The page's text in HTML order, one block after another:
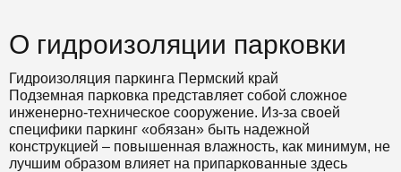
О гидроизоляции парковки
Гидроизоляция паркинга Пермский край
Подземная парковка представляет собой сложное
инженерно-техническое сооружение. Из-за своей
специфики паркинг «обязан» быть надежной
конструкцией – повышенная влажность, как минимум, не
лучшим образом влияет на припаркованные здесь